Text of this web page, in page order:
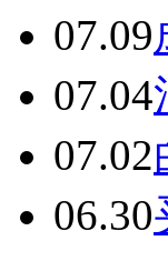
07.09
07.04
07.02
06.30